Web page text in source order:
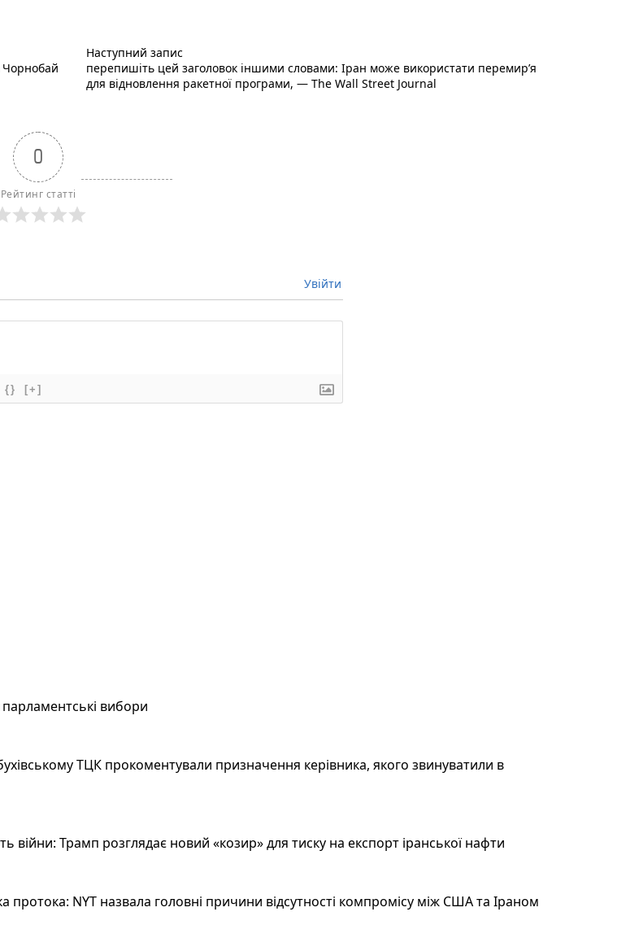
Чорнобай
Наступний записНаступний пост :
перепишіть цей заголовок іншими словами: Іран може використати перемир’я
для відновлення ракетної програми, — The Wall Street Journal
0
Рейтинг статті
Увійти
{} [+]
вибори
ТЦК прокоментували призначення керівника, якого звинуватили в
Трамп розглядає новий «козир» для тиску на експорт іранської нафти
NYT назвала головні причини відсутності компромісу між США та Іраном